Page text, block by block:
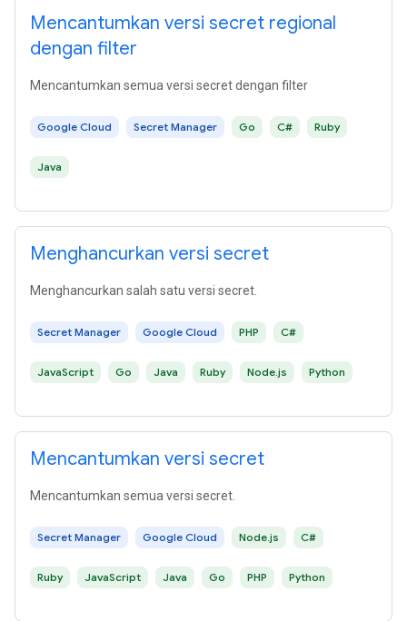
Mencantumkan versi secret regional
dengan filter
Mencantumkan semua versi secret dengan filter
Google Cloud Secret Manager Go C# Ruby
Java
Menghancurkan versi secret
Menghancurkan salah satu versi secret.
Secret Manager Google Cloud PHP C#
JavaScript Go Java Ruby Node.js Python
Mencantumkan versi secret
Mencantumkan semua versi secret.
Secret Manager Google Cloud Node.js C#
Ruby JavaScript Java Go PHP Python